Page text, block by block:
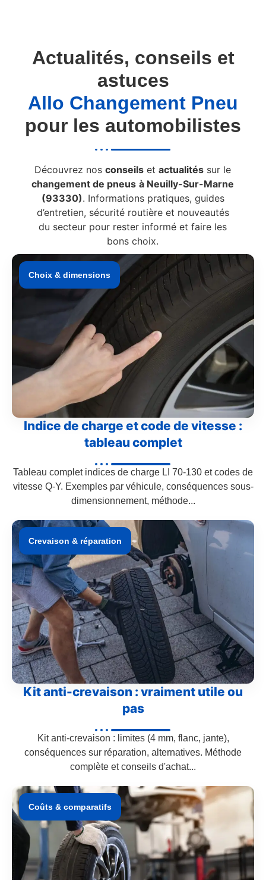
Actualités, conseils et
astuces
Allo Changement Pneu
pour les automobilistes
Découvrez nosconseils etactualités sur le
changement de pneus à Neuilly-Sur-Marne
(93330). Informations pratiques, guides
d’entretien, sécurité routière et nouveautés
du secteur pour rester informé et faire les
bons choix.
Choix & dimensions
Indice de charge et code de vitesse :
tableau complet
Tableau complet indices de charge LI 70-130 et codes de
vitesse Q-Y. Exemples par véhicule, conséquences sous-
dimensionnement, méthode...
Crevaison & réparation
Kit anti-crevaison : vraiment utile ou
pas
Kit anti-crevaison : limites (4 mm, flanc, jante),
conséquences sur réparation, alternatives. Méthode
complète et conseils d'achat...
Coûts & comparatifs